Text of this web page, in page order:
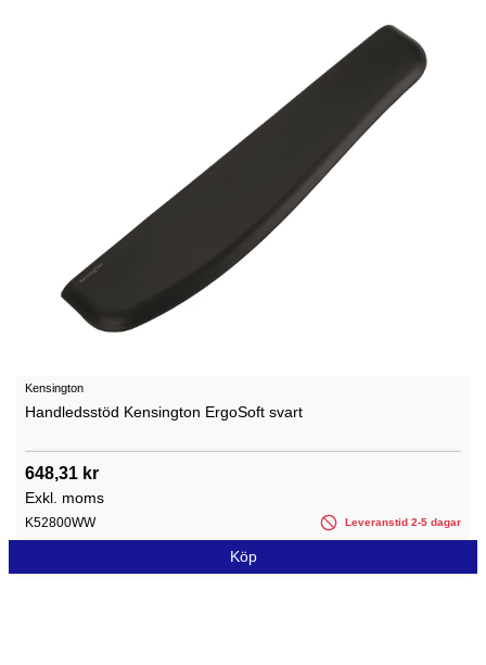
Kensington
Handledsstöd Kensington ErgoSoft svart
648,31 kr
Exkl. moms
K52800WW Leveranstid 2-5 dagar
Köp